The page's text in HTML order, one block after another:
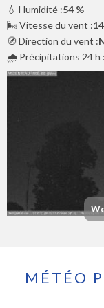
💧 Humidité :54 %
🌬️ Vitesse du vent :
🧭 Direction du vent :
🌧️ Précipitations 24 h :
MÉTÉO